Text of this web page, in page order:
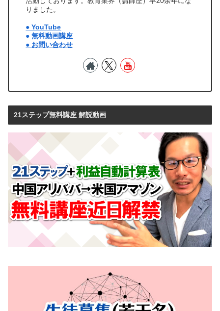
りました。
● YouTube
● 無料動画講座
● お問い合わせ
21ステップ無料講座 解説動画